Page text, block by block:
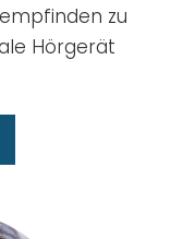
zu
Hörgerät